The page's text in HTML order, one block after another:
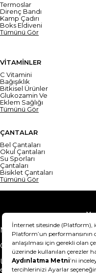
Termoslar
Direnç Bandı
Kamp Çadırı
Boks Eldiveni
Tümünü Gör
VİTAMİNLER
C Vitamini
Bağışıklık
Bitkisel Ürünler
Glukozamin Ve
Eklem Sağlığı
Tümünü Gör
ÇANTALAR
Bel Çantaları
Okul Çantaları
Su Sporları
Çantaları
Bisiklet Çantaları
Tümünü Gör
Mesafeli Satış Sözleşmesi
Gizlilik Sözleşmesi
Ürünümü nasıl iade
edebilirim?